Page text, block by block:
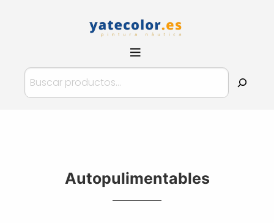
YateColor.es
Pinturas
Buscar
Autopulimentables